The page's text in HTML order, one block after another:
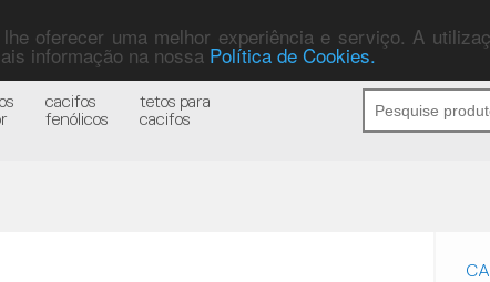
oferecer uma melhor experiência e serviço. A
informação na nossa Política de Cookies.
cacifos
fenólicos
tetos para
cacifos